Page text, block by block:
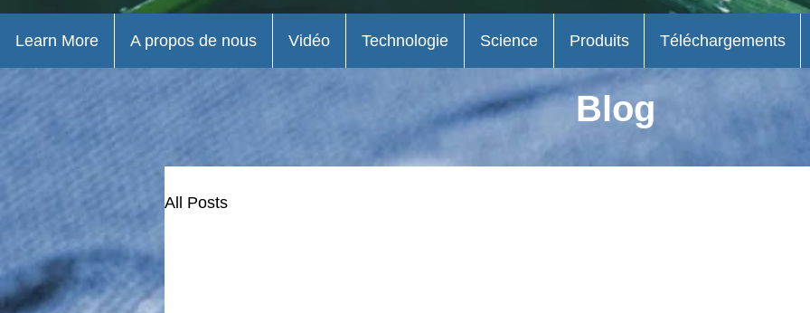
Blog
All Posts
Learn More A propos de nous Vidéo Technologie Science Produits Téléchargements